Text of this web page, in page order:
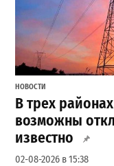
НОВОСТИ
В трех
возможны
известно
02-08-2026 в 15:38